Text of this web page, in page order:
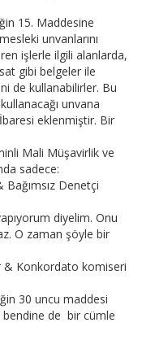
15. Maddesine
unvanlarını
işlerle ilgili alanlarda,
gibi belgeler ile
de kullanabilirler. Bu
unvana
eklenmiştir. Bir
Mali Müşavirlik ve
sadece:
Denetçi
diyelim. Onu
O zaman şöyle bir
& Konkordato komiseri
30 uncu maddesi
bendine de bir cümle